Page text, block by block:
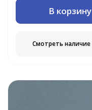
В корзину
Смотреть наличие